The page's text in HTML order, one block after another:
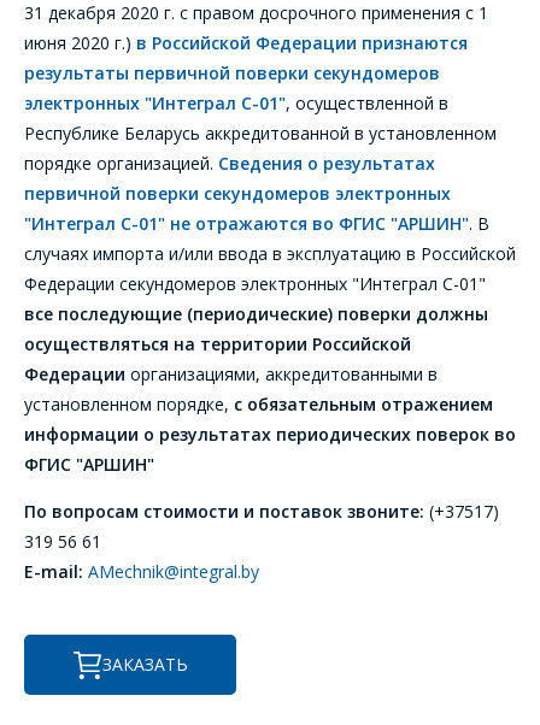
31 декабря 2020 г. с правом досрочного применения с 1
июня 2020 г.) в Российской Федерации признаются
результаты первичной поверки секундомеров
электронных "Интеграл С-01", осуществленной в
Республике Беларусь аккредитованной в установленном
порядке организацией. Сведения о результатах
первичной поверки секундомеров электронных
"Интеграл С-01" не отражаются во ФГИС "АРШИН". В
случаях импорта и/или ввода в эксплуатацию в Российской
Федерации секундомеров электронных "Интеграл С-01"
все последующие (периодические) поверки должны
осуществляться на территории Российской
Федерации организациями, аккредитованными в
установленном порядке, с обязательным отражением
информации о результатах периодических поверок во
ФГИС "АРШИН"
По вопросам стоимости и поставок звоните: (+37517)
319 56 61
E-mail: AMechnik@integral.by
ЗАКАЗАТЬ